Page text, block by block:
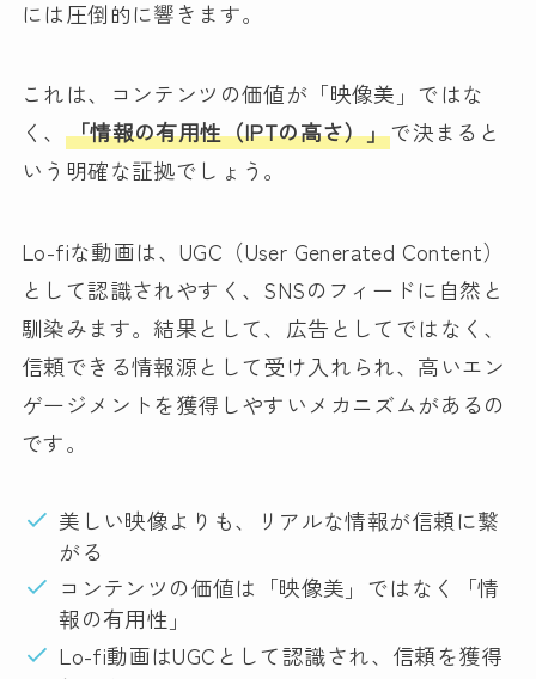
には圧倒的に響きます。
これは、コンテンツの価値が「映像美」ではな
く、 「情報の有用性（IPTの高さ）」で決まると
いう明確な証拠でしょう。
Lo-fiな動画は、UGC（User Generated Content）
として認識されやすく、SNSのフィードに自然と
馴染みます。結果として、広告としてではなく、
信頼できる情報源として受け入れられ、高いエン
ゲージメントを獲得しやすいメカニズムがあるの
です。
美しい映像よりも、リアルな情報が信頼に繋
がる
コンテンツの価値は「映像美」ではなく「情
報の有用性」
Lo-fi動画はUGCとして認識され、信頼を獲得